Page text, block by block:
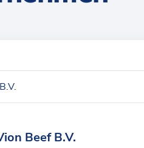
Beef B.V.